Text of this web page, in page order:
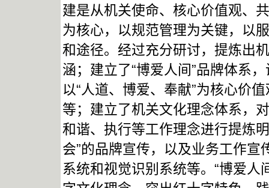
建是从机关使命、核心价值观、
为核心，以规范管理为关键，以
和途径。经过充分研讨，提炼出
涵；建立了“博爱人间”品牌体系
以“人道、博爱、奉献”为核心价
等；建立了机关文化理念体系，
和谐、执行等工作理念进行提炼
会”的品牌宣传，以及业务工作
系统和视觉识别系统等。“博爱